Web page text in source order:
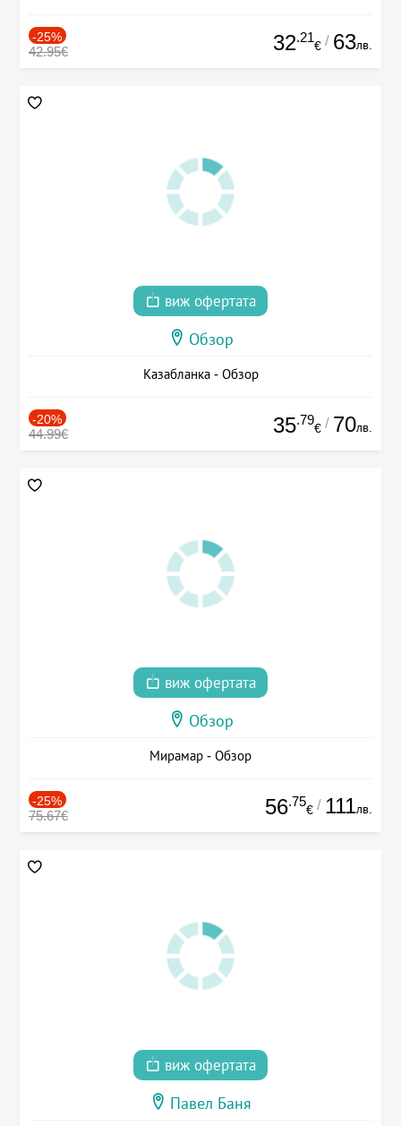
-25%
42.95€ 32.21
€ / 63лв.
виж офертата
Обзор
Казабланка - Обзор
-20%
44.99€ 35.79
€ / 70лв.
виж офертата
Обзор
Мирамар - Обзор
-25%
75.67€ 56.75
€ / 111лв.
виж офертата
Павел Баня